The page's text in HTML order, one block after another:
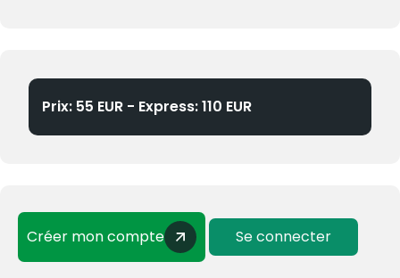
Prix: 55 EUR - Express: 110 EUR
Créer mon compte Se connecter